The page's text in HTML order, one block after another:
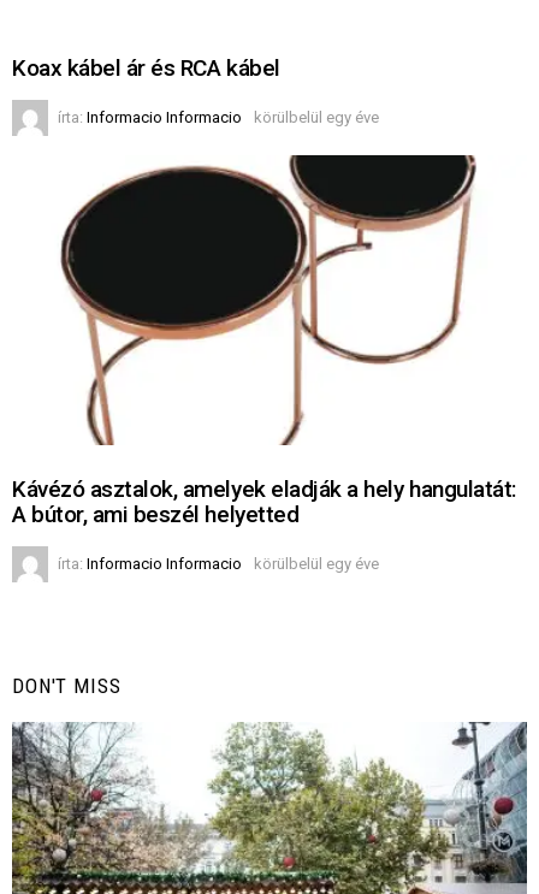
Koax kábel ár és RCA kábel
írta: Informacio Informacio körülbelül egy éve
Kávézó asztalok, amelyek eladják a hely hangulatát:
A bútor, ami beszél helyetted
írta: Informacio Informacio körülbelül egy éve
DON'T MISS